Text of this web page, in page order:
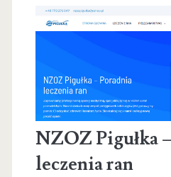
NZOZ Pigułka
leczenia ran